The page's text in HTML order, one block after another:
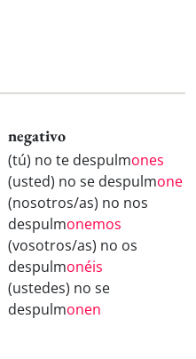
negativo
(tú) no te despulmones
(usted) no se despulmone
(nosotros/as) no nos
despulmonemos
(vosotros/as) no os
despulmonéis
(ustedes) no se
despulmonen